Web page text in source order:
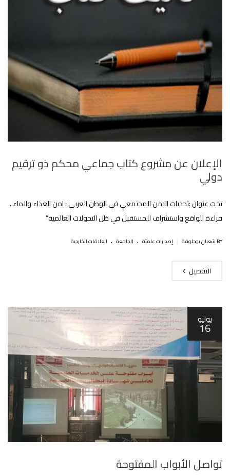
الإعلان عن مشروع كتاب جماعي محكم ذو ترقيم
دولي
تحت عنوان :تحديات الامن المجتمعي في الوطن العربي : امن الغذاء والماء .
قراءة للواقع واستشراف للمستقبل في ظل التحولات العالمية”
BY شعبان بوحلوفة إصدارات علميّة . الجامعة . العلاقات الخارجية
التفصيل
يوليو
16
تواصل الأبواب المفتوحة